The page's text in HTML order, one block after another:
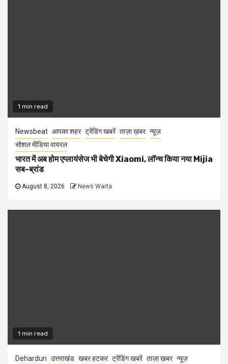
1 min read
Newsbeat आपका शहर ट्रेंडिंग खबरें ताज़ा ख़बर न्यूज़
सोशल मीडिया वायरल
भारत में अब होम एप्लायंसेज भी बेचेगी Xiaomi, लॉन्च किया नया Mijia
सब-ब्रांड
August 8, 2026 News Warta
1 min read
Dehardun उत्तराखंड खबर हटकर ट्रेंडिंग खबरें ताज़ा ख़बर न्यूज़